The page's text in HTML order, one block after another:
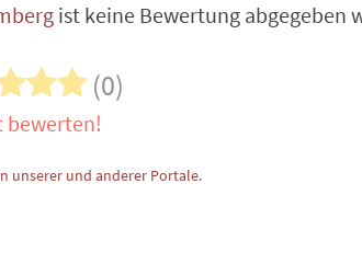
ist keine Bewertung abgegeben
(0)
bewerten!
unserer und anderer Portale.